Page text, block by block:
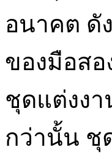
อนาคต ดั
ของมือสอ
ชุดแต่งง
กว่านั้น ชุ